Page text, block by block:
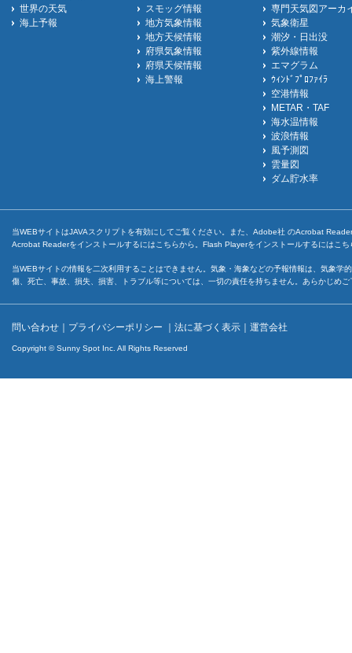
世界の天気
海上予報
スモッグ情報
地方気象情報
地方天候情報
府県気象情報
府県天候情報
海上警報
専門天気図アーカ
気象衛星
潮汐・日出没
紫外線情報
エマグラム
ｳｨﾝﾄﾞﾌﾟﾛﾌｧｲﾗ
空港情報
METAR・TAF
海水温情報
波浪情報
風予測図
雲量図
ダム貯水率
当WEBサイトはJAVAスクリプトを有効にしてご覧ください。また、Adobe社 のAcrobat
Acrobat Readerをインストールするには こちらから。Flash Playerをインストールするには こち
当WEBサイトの情報を二次利用することはできません。気象・海象などの予報情報は、気象
傷、死亡、事故、損失、損害、トラブル等については、一切の責任を持ちません。あらかじめ
問い合わせ ｜ プライバシーポリシー ｜ 法に基づく表示 ｜ 運営会社
Copyright © Sunny Spot Inc. All Rights Reserved